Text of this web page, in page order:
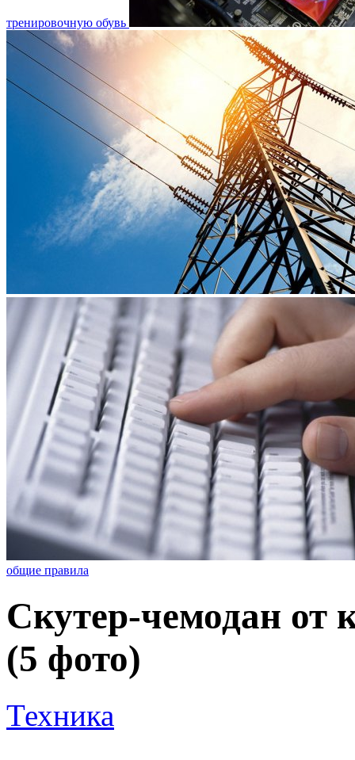
тренировочную обувь
общие правила
Скутер-чемодан от
(5 фото)
Техника